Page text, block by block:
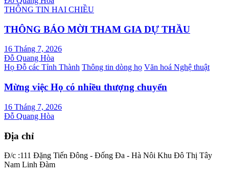
THÔNG TIN HAI CHIỀU
THÔNG BÁO MỜI THAM GIA DỰ THẦU
16 Tháng 7, 2026
Đỗ Quang Hòa
Họ Đỗ các Tỉnh Thành Thông tin dòng họ Văn hoá Nghệ thuật
Mừng việc Họ có nhiều thượng chuyển
16 Tháng 7, 2026
Đỗ Quang Hòa
Địa chỉ
Đ/c :111 Đặng Tiến Đông - Đống Đa - Hà Nôi Khu Đô Thị Tây
Nam Linh Đàm